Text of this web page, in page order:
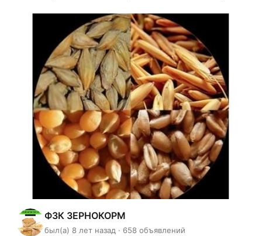
ФЗК ЗЕРНОКОРМ
был(а) 8 лет назад · 658 объявлений